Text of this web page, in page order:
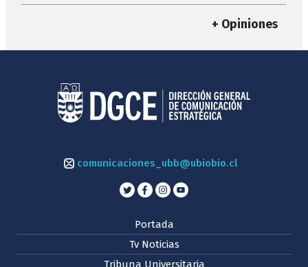
+ Opiniones
comunicaciones_ubb@ubiobio.cl
Portada
Tv Noticias
Tribuna Universitaria